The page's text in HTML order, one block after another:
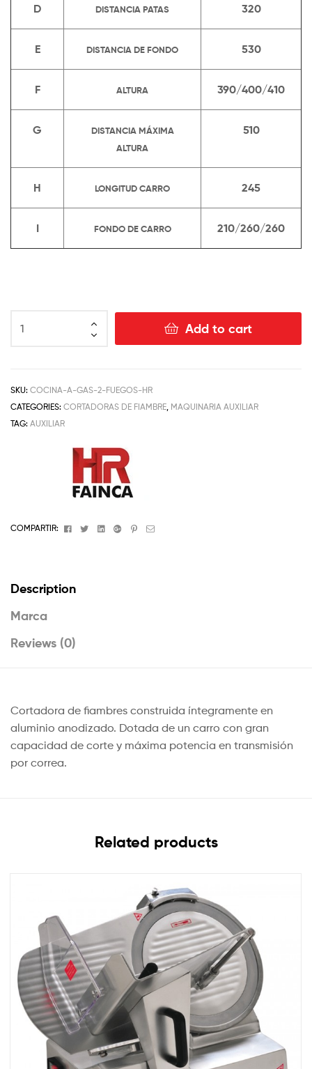
D DISTANCIA PATAS 320
E DISTANCIA DE FONDO 530
F ALTURA 390/400/410
G
DISTANCIA MÁXIMA
ALTURA
510
H LONGITUD CARRO 245
I FONDO DE CARRO 210/260/260
Add to cart
SKU: COCINA-A-GAS-2-FUEGOS-HR
CATEGORIES: CORTADORAS DE FIAMBRE MAQUINARIA AUXILIAR
TAG: AUXILIAR
COMPARTIR: FacebookTwitterLinkedinGoogle+Pinterest
Email
Description
Marca
Reviews (0)
Cortadora de fiambres construida íntegramente en
aluminio anodizado. Dotada de un carro con gran
capacidad de corte y máxima potencia en transmisión
por correa.
Related products